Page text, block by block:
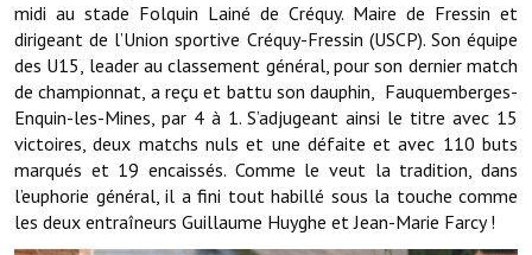
Les foulées fressinoises
ACCÈS RAPIDE
Démarches administratives
Projets et travaux en cours
midi au stade Folquin Lainé de Créquy. Maire de Fressin et
dirigeant de l’Union sportive Créquy-Fressin (USCP). Son équipe
des U15, leader au classement général, pour son dernier match
de championnat, a reçu et battu son dauphin, Fauquemberges-
Enquin-les-Mines, par 4 à 1. S’adjugeant ainsi le titre avec 15
victoires, deux matchs nuls et une défaite et avec 110 buts
marqués et 19 encaissés. Comme le veut la tradition, dans
l’euphorie général, il a fini tout habillé sous la touche comme
les deux entraîneurs Guillaume Huyghe et Jean-Marie Farcy !